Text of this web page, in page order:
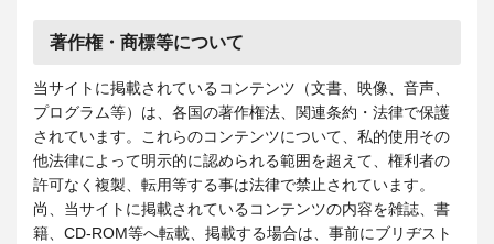
著作権・商標等について
当サイトに掲載されているコンテンツ（文書、映像、音声、
プログラム等）は、各国の著作権法、関連条約・法律で保護
されています。これらのコンテンツについて、私的使用その
他法律によって明示的に認められる範囲を超えて、権利者の
許可なく複製、転用等する事は法律で禁止されています。
尚、当サイトに掲載されているコンテンツの内容を雑誌、書
籍、CD-ROM等へ転載、掲載する場合は、事前にブリヂスト